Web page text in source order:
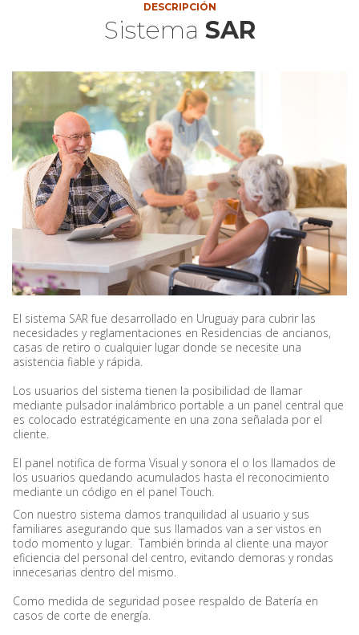
DESCRIPCIÓN
Sistema SAR
El sistema SAR fue desarrollado en Uruguay para cubrir las
necesidades y reglamentaciones en Residencias de ancianos,
casas de retiro o cualquier lugar donde se necesite una
asistencia fiable y rápida.
Los usuarios del sistema tienen la posibilidad de llamar
mediante pulsador inalámbrico portable a un panel central que
es colocado estratégicamente en una zona señalada por el
cliente.
El panel notifica de forma Visual y sonora el o los llamados de
los usuarios quedando acumulados hasta el reconocimiento
mediante un código en el panel Touch.
Con nuestro sistema damos tranquilidad al usuario y sus
familiares asegurando que sus llamados van a ser vistos en
todo momento y lugar. También brinda al cliente una mayor
eficiencia del personal del centro, evitando demoras y rondas
innecesarias dentro del mismo.
Como medida de seguridad posee respaldo de Batería en
casos de corte de energía.